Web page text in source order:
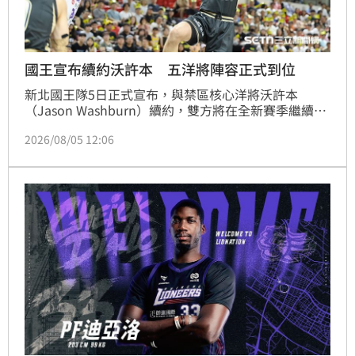
國王宣布續約沃許本 五洋將陣容正式到位
新北國王隊5日正式宣布，與禁區核心洋將沃許本
（Jason Washburn）續約，雙方將在全新賽季繼續並
陣容已全數到位。現年36歲的沃許本擁有213公分的身
助隊連兩年挺進冠軍賽。
2026/08/05 12:06